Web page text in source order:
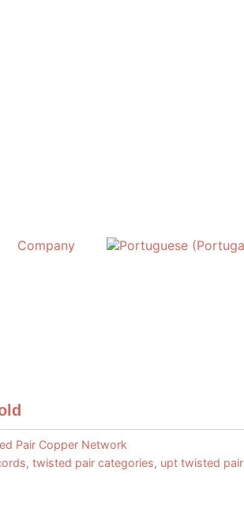
Company
Pair Copper Network
, twisted pair categories, upt twisted pair